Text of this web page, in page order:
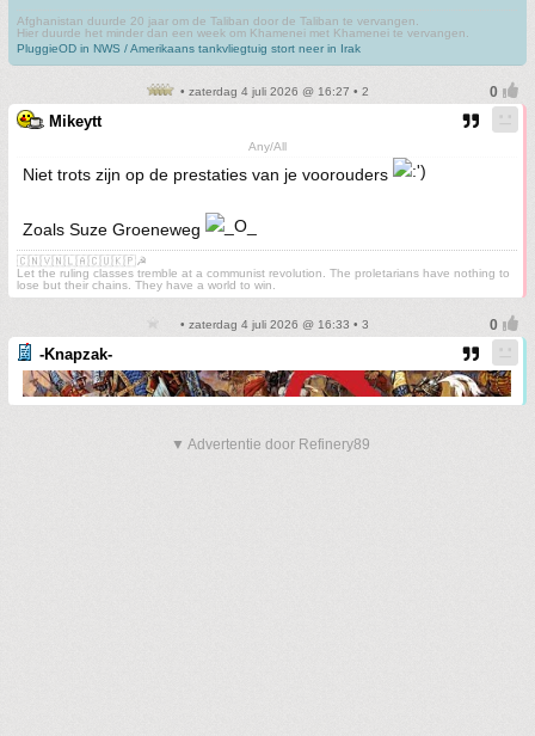
Afghanistan duurde 20 jaar om de Taliban door de Taliban te vervangen.
Hier duurde het minder dan een week om Khamenei met Khamenei te vervangen.
PluggieOD in NWS / Amerikaans tankvliegtuig stort neer in Irak
• zaterdag 4 juli 2026 @ 16:27 • 2
Mikeytt
Any/All
Niet trots zijn op de prestaties van je voorouders
Zoals Suze Groeneweg
🇨🇳🇻🇳🇱🇦🇨🇺🇰🇵☭
Let the ruling classes tremble at a communist revolution. The proletarians have nothing to
lose but their chains. They have a world to win.
• zaterdag 4 juli 2026 @ 16:33 • 3
-Knapzak-
▼ Advertentie door Refinery89